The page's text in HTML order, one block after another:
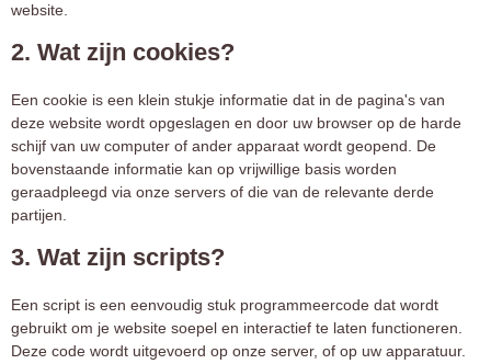
website.
2. Wat zijn cookies?
Een cookie is een klein stukje informatie dat in de pagina's van
deze website wordt opgeslagen en door uw browser op de harde
schijf van uw computer of ander apparaat wordt geopend. De
bovenstaande informatie kan op vrijwillige basis worden
geraadpleegd via onze servers of die van de relevante derde
partijen.
3. Wat zijn scripts?
Een script is een eenvoudig stuk programmeercode dat wordt
gebruikt om je website soepel en interactief te laten functioneren.
Deze code wordt uitgevoerd op onze server, of op uw apparatuur.